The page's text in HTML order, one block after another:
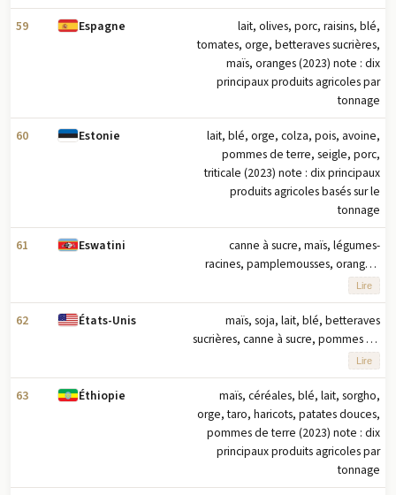
59 Espagne
lait, olives, porc, raisins, blé,
tomates, orge, betteraves sucrières,
maïs, oranges (2023) note : dix
principaux produits agricoles par
tonnage
60 Estonie
lait, blé, orge, colza, pois, avoine,
pommes de terre, seigle, porc,
triticale (2023) note : dix principaux
produits agricoles basés sur le
tonnage
61 Eswatini
canne à sucre, maïs, légumes-
racines, pamplemousses, oranges,
lait, ananas, bananes, bœuf, patates
douces (2023) note : dix principaux
produits agricoles basés sur le
tonnage
Lire
62 États-Unis
maïs, soja, lait, blé, betteraves
sucrières, canne à sucre, pommes de
terre, poulet, porc, tomates (2023)
note : les dix principaux produits
agricoles basés sur le tonnage
Lire
63 Éthiopie
maïs, céréales, blé, lait, sorgho,
orge, taro, haricots, patates douces,
pommes de terre (2023) note : dix
principaux produits agricoles par
tonnage